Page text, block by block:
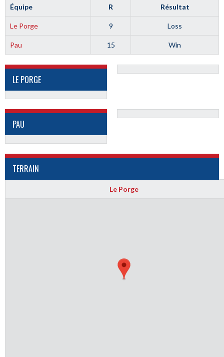
Équipe R Résultat
Le Porge 9 Loss
Pau 15 Win
LE PORGE
PAU
TERRAIN
Le Porge